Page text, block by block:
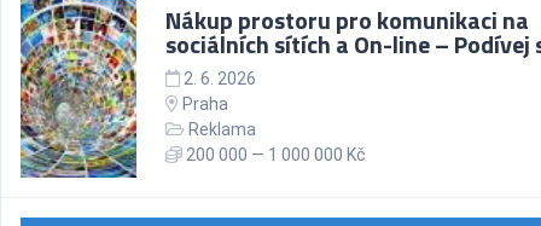
Nákup prostoru pro komunikaci na
sociálních sítích a On-line – Podívej
2. 6. 2026
Praha
Reklama
200 000 — 1 000 000 Kč